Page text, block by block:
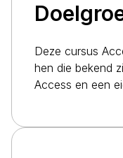
Deze cursus
hen die bekend
Access en een